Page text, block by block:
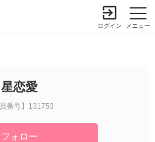
メニュー
ログイン
星恋愛
員番号】131753
フォロー